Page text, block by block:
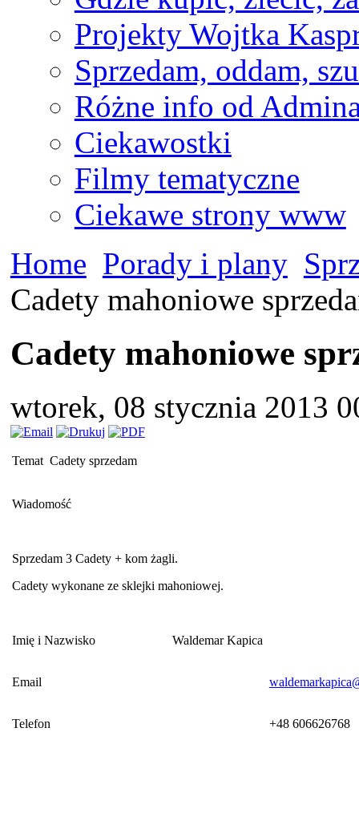
Projekty Wojtka
Sprzedam, oddam,
Różne info od
Ciekawostki
Filmy tematyczne
Ciekawe strony www
Home Porady i plany
Cadety mahoniowe
Cadety mahoniowe
wtorek, 08 stycznia 2013
Temat Cadety sprzedam
Wiadomość
Sprzedam 3 Cadety + kom żagli.
Cadety wykonane ze sklejki mahoniowej.
Imię i Nazwisko Waldemar Kapica
Email
Telefon +48 606626768